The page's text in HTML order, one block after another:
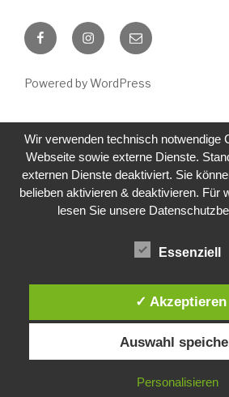
FacebookInstagram
E-
Mail
Powered by WordPress
Wir verwenden technisch notwendige
Webseite sowie externe Dienste.
externen Dienste deaktiviert. Sie
belieben aktivieren & deaktivieren. Für
lesen Sie unsere
Essenziell
✓ Akzeptieren
Auswahl
Personalisieren